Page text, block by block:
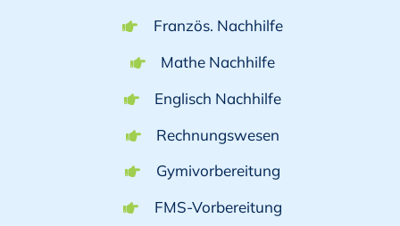
Französ. Nachhilfe
Mathe Nachhilfe
Englisch Nachhilfe
Rechnungswesen
Gymivorbereitung
FMS-Vorbereitung